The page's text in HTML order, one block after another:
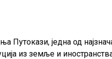
једна од
из земље и